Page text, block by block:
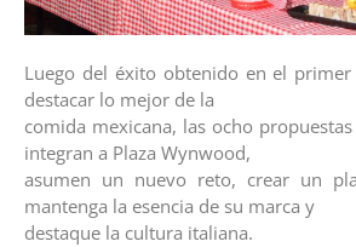
Luego del éxito obtenido en el
destacar lo mejor de la
comida mexicana, las ocho
integran a Plaza Wynwood,
asumen un nuevo reto, crear un
mantenga la esencia de su marca y
destaque la cultura italiana.